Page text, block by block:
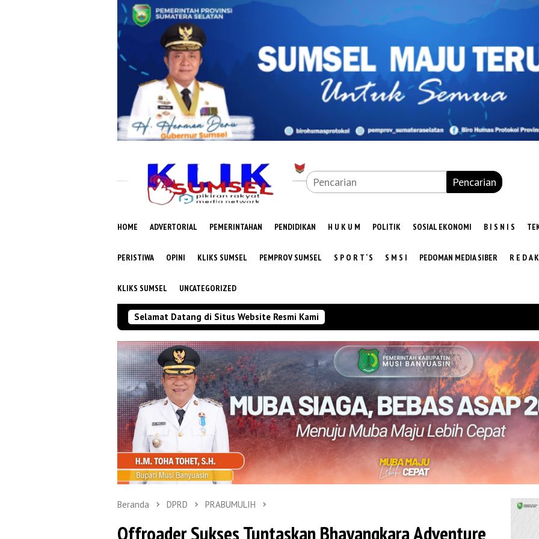
Pencarian
HOME ADVERTORIAL PEMERINTAHAN PENDIDIKAN H U K U M POLITIK SOSIAL EKONOMI B I S N I S
PERISTIWA OPINI KLIKS SUMSEL PEMPROV SUMSEL S P O R T ‘ S S M S I PEDOMAN MEDIA SIBER R E D A
KLIKS SUMSEL UNCATEGORIZED
Selamat Datang di Situs Website Resmi Kami
Beranda DPRD PRABUMULIH
Offroader Sukses Tuntaskan Bhayangkara Adventure